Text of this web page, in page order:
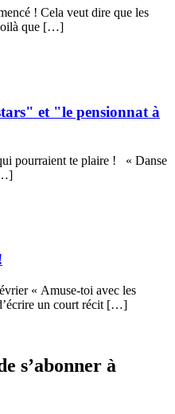
! Cela veut dire que les
que […]
et "le pensionnat à
pourraient te plaire ! « Danse
« Amuse-toi avec les
un court récit […]
s’abonner à